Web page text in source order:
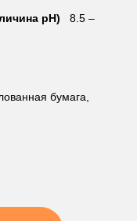
рН) 8.5 –
бумага,